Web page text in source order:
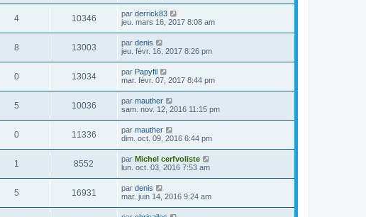
4 10346 par derrick83
jeu. mars 16, 2017 8:08 am
8 13003 par denis
jeu. févr. 16, 2017 8:26 pm
0 13034 par Papyfil
mar. févr. 07, 2017 8:44 pm
5 10036 par mauther
sam. nov. 12, 2016 11:15 pm
0 11336 par mauther
dim. oct. 09, 2016 6:44 pm
1 8552 par Michel cerfvoliste
lun. oct. 03, 2016 7:53 am
5 16931 par denis
mar. juin 14, 2016 9:24 am